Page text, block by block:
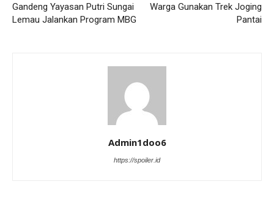
Gandeng Yayasan Putri Sungai
Lemau Jalankan Program MBG
Warga Gunakan Trek Joging
Pantai
Admin1doo6
https://spoiler.id